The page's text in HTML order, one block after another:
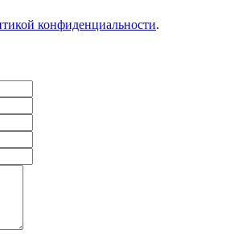
конфиденциальности.